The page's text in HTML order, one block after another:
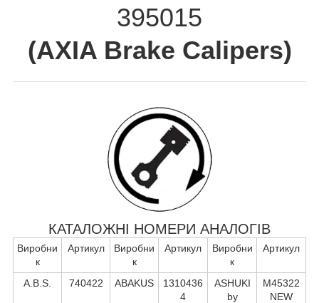
395015
(AXIA Brake Calipers)
КАТАЛОЖНІ НОМЕРИ АНАЛОГІВ
Виробни
к
Артикул
Виробни
к
Артикул
Виробни
к
Артикул
A.B.S. 740422 ABAKUS
1310436
4
ASHUKI
by
M45322
NEW